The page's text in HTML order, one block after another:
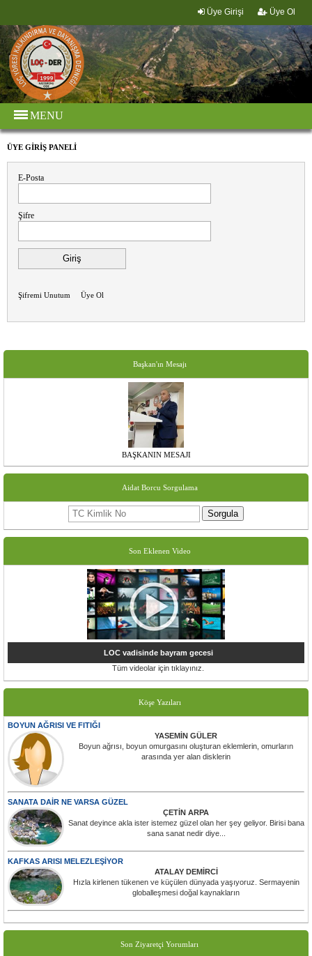
Üye Girişi Üye Ol
MENU
ÜYE GİRİŞ PANELİ
E-Posta
Şifre
Şifremi Unutum Üye Ol
Başkan'ın Mesajı
BAŞKANIN MESAJI
Aidat Borcu Sorgulama
Sorgula
Son Eklenen Video
LOC vadisinde bayram gecesi
Tüm videolar için tıklayınız.
Köşe Yazıları
BOYUN AĞRISI VE FITIĞI
YASEMİN GÜLER
Boyun ağrısı, boyun omurgasını oluşturan eklemlerin, omurların
arasında yer alan disklerin
SANATA DAİR NE VARSA GÜZEL
ÇETİN ARPA
Sanat deyince akla ister istemez güzel olan her şey geliyor. Birisi bana
sana sanat nedir diye...
KAFKAS ARISI MELEZLEŞİYOR
ATALAY DEMİRCİ
Hızla kirlenen tükenen ve küçülen dünyada yaşıyoruz. Sermayenin
globalleşmesi doğal kaynakların
Son Ziyaretçi Yorumları